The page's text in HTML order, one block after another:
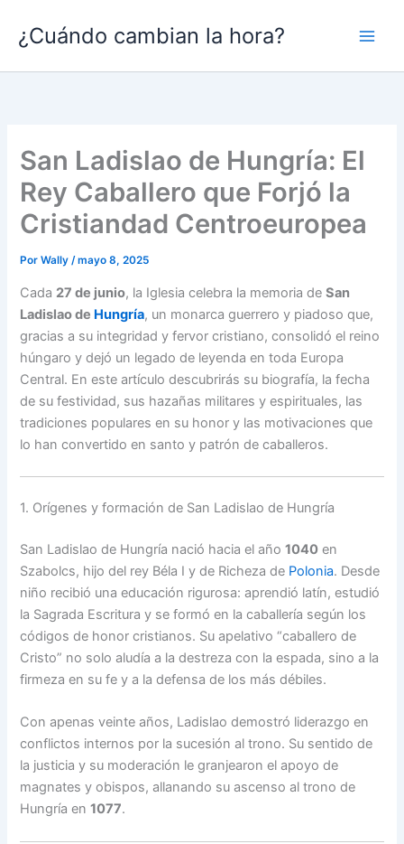
contenido
¿Cuándo cambian la hora?
San Ladislao de Hungría: El
Rey Caballero que Forjó la
Cristiandad Centroeuropea
PorWally/mayo 8, 2025
Cada 27 de junio, la Iglesia celebra la memoria deSan
Ladislao de Hungría, un monarca guerrero y piadoso que,
gracias a su integridad y fervor cristiano, consolidó el reino
húngaro y dejó un legado de leyenda en toda Europa
Central. En este artículo descubrirás su biografía, la fecha
de su festividad, sus hazañas militares y espirituales, las
tradiciones populares en su honor y las motivaciones que
lo han convertido en santo y patrón de caballeros.
1. Orígenes y formación de San Ladislao de Hungría
San Ladislao de Hungría nació hacia el año1040 en
Szabolcs, hijo del rey Béla I y de Richeza de Polonia. Desde
niño recibió una educación rigurosa: aprendió latín, estudió
la Sagrada Escritura y se formó en la caballería según los
códigos de honor cristianos. Su apelativo “caballero de
Cristo” no solo aludía a la destreza con la espada, sino a la
firmeza en su fe y a la defensa de los más débiles.
Con apenas veinte años, Ladislao demostró liderazgo en
conflictos internos por la sucesión al trono. Su sentido de
la justicia y su moderación le granjearon el apoyo de
magnates y obispos, allanando su ascenso al trono de
Hungría en1077.